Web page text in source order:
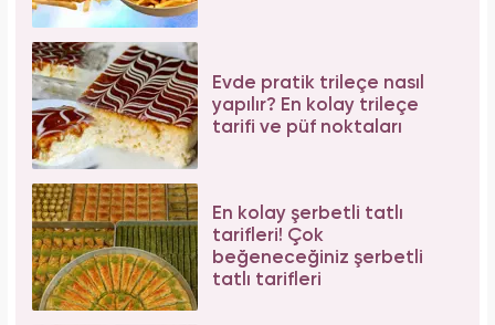
Evde pratik trileçe nasıl
yapılır? En kolay trileçe
tarifi ve püf noktaları
En kolay şerbetli tatlı
tarifleri! Çok
beğeneceğiniz şerbetli
tatlı tarifleri